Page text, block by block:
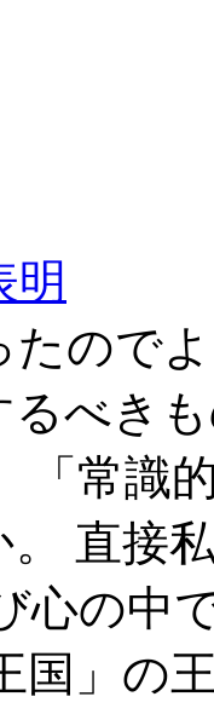
明
たので
るべき
「常識
。 直接
心の中
国」の